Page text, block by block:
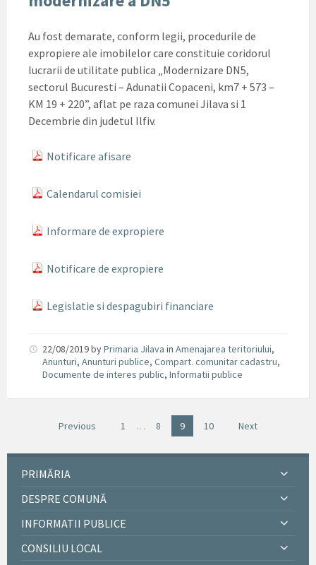
Au fost demarate, conform legii, procedurile de
expropiere ale imobilelor care constituie coridorul
lucrarii de utilitate publica „Modernizare DN5,
sectorul Bucuresti – Adunatii Copaceni, km7 + 573 –
KM 19 + 220”, aflat pe raza comunei Jilava si 1
Decembrie din judetul Ilfiv.
Notificare afisare
Calendarul comisiei
Informare de expropiere
Notificare de expropiere
Legislatie si despagubiri financiare
22/08/2019byPrimaria Jilava in Amenajarea teritoriului,
Anunturi, Anunturi publice, Compart. comunitar cadastru,
Documente de interes public, Informatii publice
Previous 1 … 8 9 10 Next
PRIMĂRIA
DESPRE COMUNĂ
INFORMATII PUBLICE
CONSILIU LOCAL